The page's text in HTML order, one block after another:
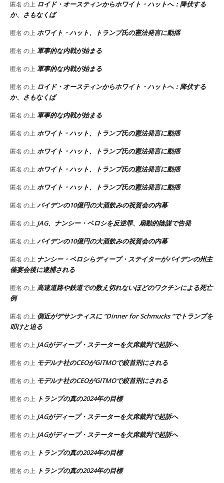
匿名 の上 ロイド・オースティンからホワイト・ハットへ：降伏する
か、さもなくば
匿名 の上 ホワイト・ハット、トランプ氏の憲法発言に動揺
匿名 の上 軍事的な内戦が始まる
匿名 の上 軍事的な内戦が始まる
匿名 の上 ロイド・オースティンからホワイト・ハットへ：降伏する
か、さもなくば
匿名 の上 軍事的な内戦が始まる
匿名 の上 ホワイト・ハット、トランプ氏の憲法発言に動揺
匿名 の上 ホワイト・ハット、トランプ氏の憲法発言に動揺
匿名 の上 ホワイト・ハット、トランプ氏の憲法発言に動揺
匿名 の上 ホワイト・ハット、トランプ氏の憲法発言に動揺
匿名 の上 バイデンの10億円の大酒飲みの祝賀会の内幕
匿名 の上 JAG、ナンシー・ペロシを反逆罪、扇動的陰謀で告発
匿名 の上 バイデンの10億円の大酒飲みの祝賀会の内幕
匿名 の上 ナンシー・ペロシらディープ・ステイターがバイデンの州主
催宴会後に逮捕される
匿名 の上 高速道路や鉄道での数え切れないほどのワクチンによる死亡
例
匿名 の上 側近がデサンティスに “Dinner for Schmucks “でトランプを
叩けと迫る
匿名 の上 JAGがディープ・ステーターを欠席裁判で起訴へ
匿名 の上 モデルナ社のCEOがGITMOで絞首刑にされる
匿名 の上 モデルナ社のCEOがGITMOで絞首刑にされる
匿名 の上 トランプの真の2024年の目標
匿名 の上 JAGがディープ・ステーターを欠席裁判で起訴へ
匿名 の上 JAGがディープ・ステーターを欠席裁判で起訴へ
匿名 の上 トランプの真の2024年の目標
匿名 の上 トランプの真の2024年の目標